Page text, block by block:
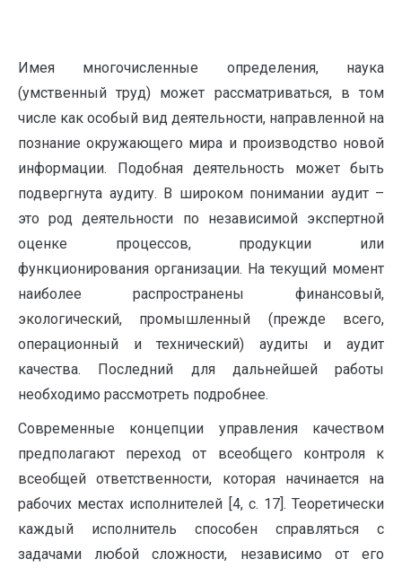
Имея многочисленные определения, наука
(умственный труд) может рассматриваться, в том
числе как особый вид деятельности, направленной на
познание окружающего мира и производство новой
информации. Подобная деятельность может быть
подвергнута аудиту. В широком понимании аудит –
это род деятельности по независимой экспертной
оценке процессов, продукции или
функционирования организации. На текущий момент
наиболее распространены финансовый,
экологический, промышленный (прежде всего,
операционный и технический) аудиты и аудит
качества. Последний для дальнейшей работы
необходимо рассмотреть подробнее.
Современные концепции управления качеством
предполагают переход от всеобщего контроля к
всеобщей ответственности, которая начинается на
рабочих местах исполнителей [4, с. 17]. Теоретически
каждый исполнитель способен справляться с
задачами любой сложности, независимо от его